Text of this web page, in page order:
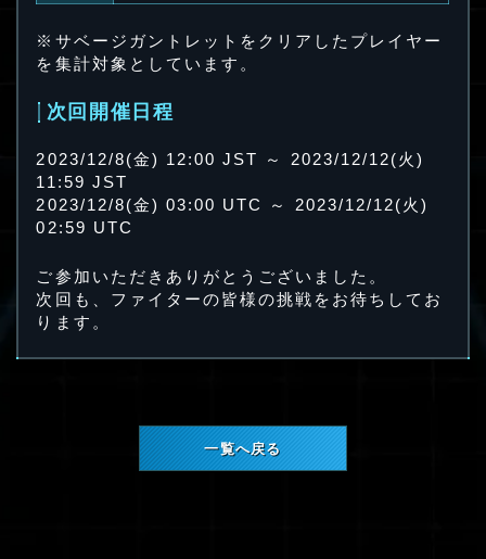
※サベージガントレットをクリアしたプレイヤー
を集計対象としています。
次回開催日程
2023/12/8(金) 12:00 JST ～ 2023/12/12(火)
11:59 JST
2023/12/8(金) 03:00 UTC ～ 2023/12/12(火)
02:59 UTC
ご参加いただきありがとうございました。
次回も、ファイターの皆様の挑戦をお待ちしてお
ります。
一覧へ戻る